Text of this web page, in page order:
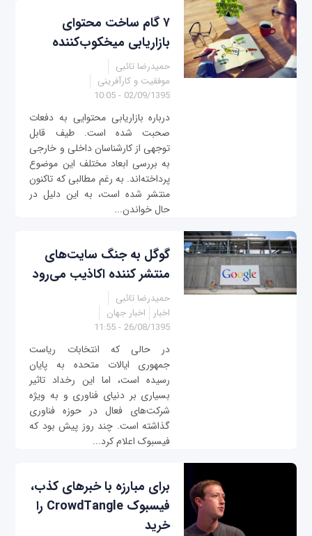
۷ گام ساخت محتوای
بازاریابی میخکوب‌کننده
حمیدرضا تائبی
موفقیت و کارآفرینی
02/09/1395 - 10:05
درباره بازاریابی محتوایی به دفعات
صحبت شده است. طیف قابل
توجهی از کارشناسان داخلی و خارجی
به بررسی ابعاد مختلف این موضوع
پرداخته‌اند. به رغم مطالبی که تاکنون
منتشر شده است، به این دلیل در
حال خواندن...
گوگل به جنگ سایت‌های
منتشر کننده اکاذیب می‌رود
حمیدرضا تائبی
اخبار
اخبار جهان
26/08/1395 - 11:55
در حالی که انتخابات ریاست
جمهوری ایالات متحده به پایان
رسیده است، اما این رخداد تاثیر
بسیاری بر دنیای فناوری و به ویژه
شرکت‌های فعال در حوزه فناوری
گذاشته است. چند روز پیش بود که
فیسبوک اعلام کرد...
برای مبارزه با خبرهای کذب،
فیسبوک CrowdTangle را
خرید